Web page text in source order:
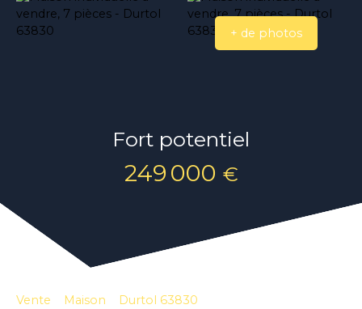
+ de photos
Fort potentiel
249 000 €
Vente Maison
Durtol 63830